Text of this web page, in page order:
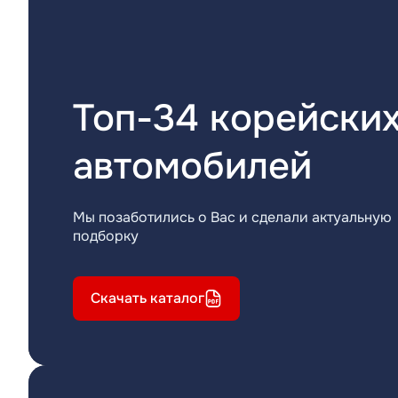
Топ-34
автомобилей
Мы позаботились о Вас и сделали актуальную
подборку
Скачать каталог